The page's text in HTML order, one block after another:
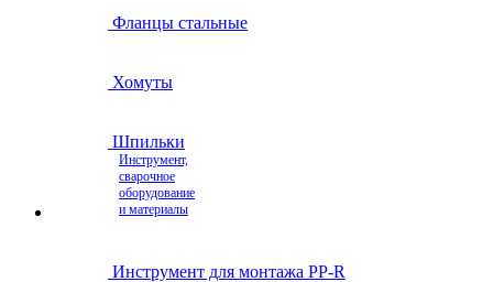
Фланцы стальные
Хомуты
Шпильки
Инструмент,
сварочное
оборудование
и материалы
Инструмент для монтажа PP-R